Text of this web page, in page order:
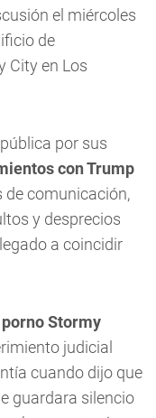
el miércoles
de
City en Los
por sus
con Trump
de comunicación,
y desprecios
a coincidir
Stormy
judicial
cuando dijo que
guardara silencio